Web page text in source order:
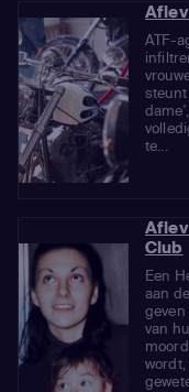
ATF-
steunt
te...
Club
Een
aan
van
wordt,